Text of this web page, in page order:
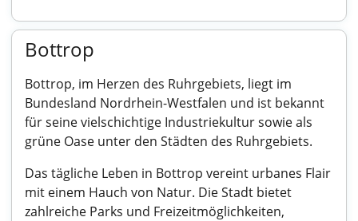
Bottrop
Bottrop, im Herzen des Ruhrgebiets, liegt im
Bundesland Nordrhein-Westfalen und ist bekannt
für seine vielschichtige Industriekultur sowie als
grüne Oase unter den Städten des Ruhrgebiets.
Das tägliche Leben in Bottrop vereint urbanes Flair
mit einem Hauch von Natur. Die Stadt bietet
zahlreiche Parks und Freizeitmöglichkeiten,